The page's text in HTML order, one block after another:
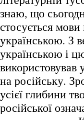
знаю, що
стосується
українською. З
українською і
використовував
на російську.
усієї глибини
російської